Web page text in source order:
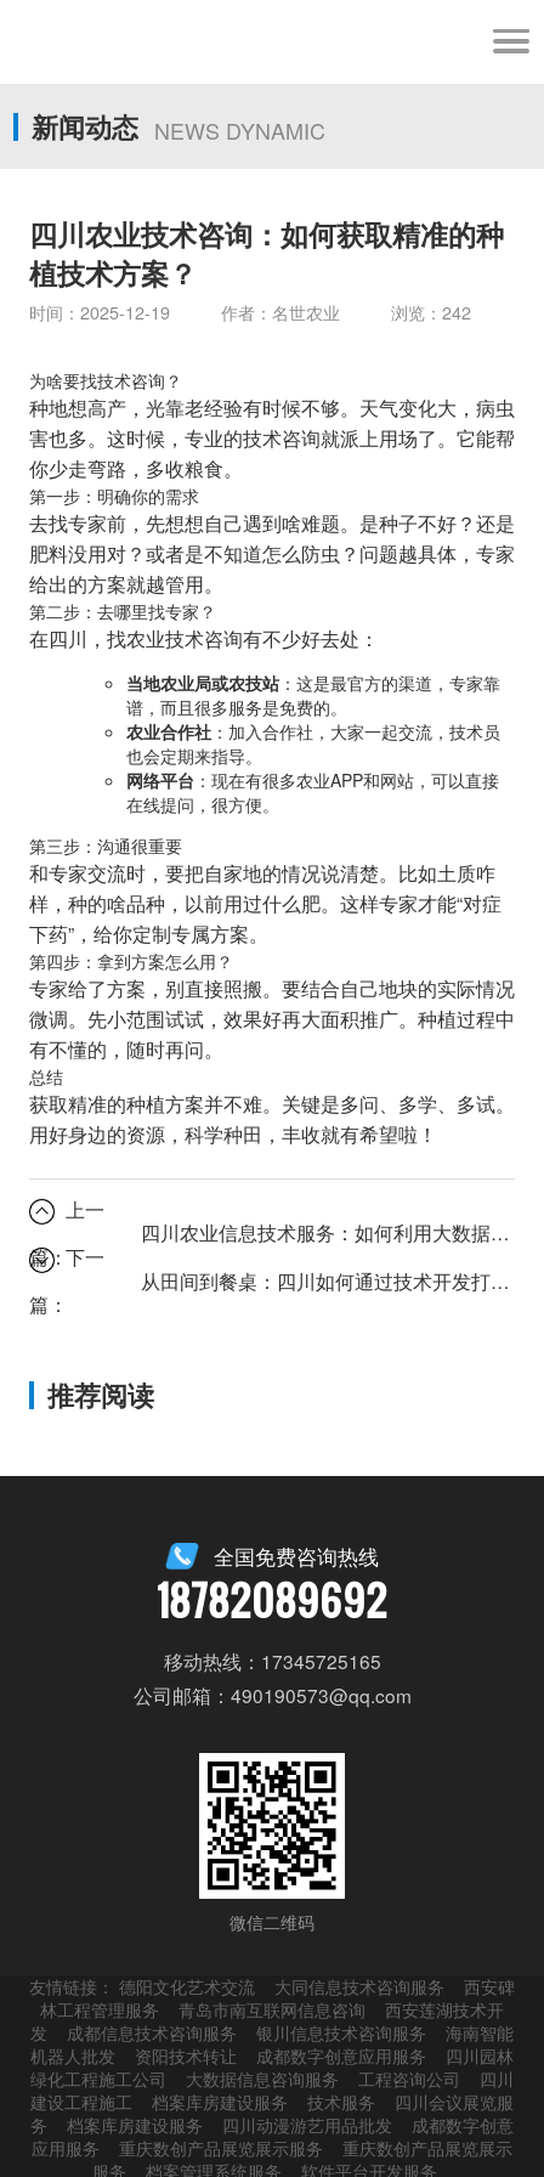
新闻动态 NEWS DYNAMIC
四川农业技术咨询：如何获取精准的种
植技术方案？
时间：2025-12-19 作者：名世农业 浏览：242
为啥要找技术咨询？
种地想高产，光靠老经验有时候不够。天气变化大，病虫
害也多。这时候，专业的技术咨询就派上用场了。它能帮
你少走弯路，多收粮食。
第一步：明确你的需求
去找专家前，先想想自己遇到啥难题。是种子不好？还是
肥料没用对？或者是不知道怎么防虫？问题越具体，专家
给出的方案就越管用。
第二步：去哪里找专家？
在四川，找农业技术咨询有不少好去处：
当地农业局或农技站：这是最官方的渠道，专家靠
谱，而且很多服务是免费的。
农业合作社：加入合作社，大家一起交流，技术员
也会定期来指导。
网络平台 ：现在有很多农业APP和网站，可以直接
在线提问，很方便。
第三步：沟通很重要
和专家交流时，要把自家地的情况说清楚。比如土质咋
样，种的啥品种，以前用过什么肥。这样专家才能“对症
下药”，给你定制专属方案。
第四步：拿到方案怎么用？
专家给了方案，别直接照搬。要结合自己地块的实际情况
微调。先小范围试试，效果好再大面积推广。种植过程中
有不懂的，随时再问。
总结
获取精准的种植方案并不难。关键是多问、多学、多试。
用好身边的资源，科学种田，丰收就有希望啦！
上一
篇：
四川农业信息技术服务：如何利用大数据指导田间管理？
下一
篇：
从田间到餐桌：四川如何通过技术开发打造智慧农业链？
推荐阅读
全国免费咨询热线
18782089692
移动热线：17345725165
公司邮箱：490190573@qq.com
微信二维码
友情链接：德阳文化艺术交流 大同信息技术咨询服务
西安碑
林工程管理服务
青岛市南互联网信息咨询
西安莲湖技术开
发
成都信息技术咨询服务 银川信息技术咨询服务
海南智能
机器人批发
资阳技术转让 成都数字创意应用服务
四川园林
绿化工程施工公司
大数据信息咨询服务 工程咨询公司
四川
建设工程施工
档案库房建设服务 技术服务
四川会议展览服
务
档案库房建设服务 四川动漫游艺用品批发
成都数字创意
应用服务
重庆数创产品展览展示服务
重庆数创产品展览展示
服务
档案管理系统服务 软件平台开发服务